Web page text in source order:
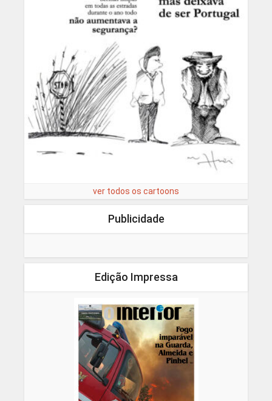
ver todos os cartoons
Publicidade
Edição Impressa